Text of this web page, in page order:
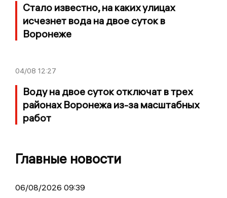
Стало известно, на каких улицах
исчезнет вода на двое суток в
Воронеже
04/08 12:27
Воду на двое суток отключат в трех
районах Воронежа из-за масштабных
работ
Главные новости
06/08/2026 09:39